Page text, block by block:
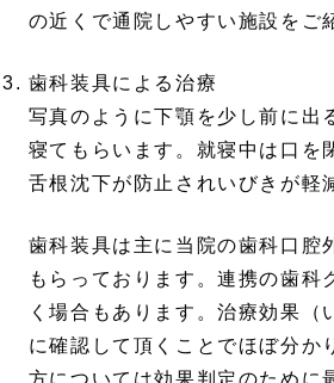
の近くで通院しやすい施設をご
歯科装具による治療
写真のように下顎を少し前に出
寝てもらいます。就寝中は口を
舌根沈下が防止されいびきが軽
歯科装具は主に当院の歯科口腔
もらっております。連携の歯科
く場合もあります。治療効果（
に確認して頂くことでほぼ分か